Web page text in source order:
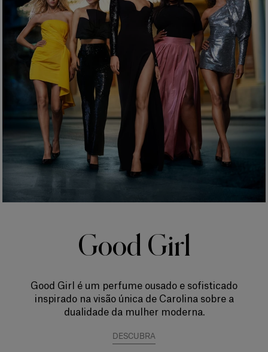
Good Girl
Good Girl é um perfume ousado e sofisticado
inspirado na visão única de Carolina sobre a
dualidade da mulher moderna.
DESCUBRA